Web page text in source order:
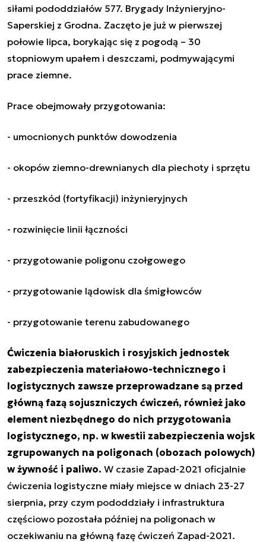
siłami pododdziałów 577. Brygady Inżynieryjno-
Saperskiej z Grodna. Zaczęto je już w pierwszej
połowie lipca, borykając się z pogodą – 30
stopniowym upałem i deszczami, podmywającymi
prace ziemne.
Prace obejmowały przygotowania:
- umocnionych punktów dowodzenia
- okopów ziemno-drewnianych dla piechoty i sprzętu
- przeszkód (fortyfikacji) inżynieryjnych
- rozwinięcie linii łączności
- przygotowanie poligonu czołgowego
- przygotowanie lądowisk dla śmigłowców
- przygotowanie terenu zabudowanego
Ćwiczenia białoruskich i rosyjskich jednostek
zabezpieczenia materiałowo-technicznego i
logistycznych zawsze przeprowadzane są przed
główną fazą sojuszniczych ćwiczeń, również jako
element niezbędnego do nich przygotowania
logistycznego, np. w kwestii zabezpieczenia wojsk
zgrupowanych na poligonach (obozach polowych)
w żywność i paliwo. W czasie Zapad-2021 oficjalnie
ćwiczenia logistyczne miały miejsce w dniach 23-27
sierpnia, przy czym pododdziały i infrastruktura
częściowo pozostała później na poligonach w
oczekiwaniu na główną fazę ćwiczeń Zapad-2021.